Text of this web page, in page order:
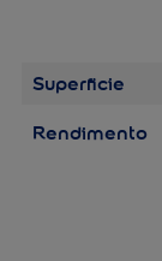
Superficie
Rendimento